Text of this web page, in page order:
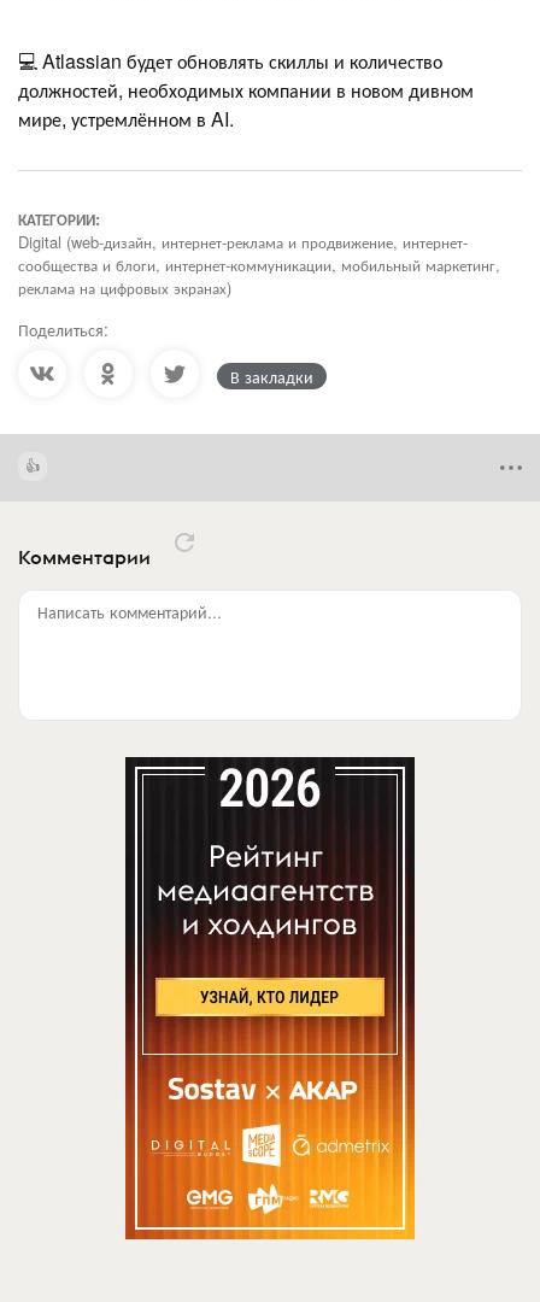
💻 Atlassian будет обновлять скиллы и количество
должностей, необходимых компании в новом дивном
мире, устремлённом в AI.
КАТЕГОРИИ:
Digital (web-дизайн, интернет-реклама и продвижение, интернет-
сообщества и блоги, интернет-коммуникации, мобильный маркетинг,
реклама на цифровых экранах)
Поделиться:
В закладки
Комментарии
Написать комментарий...